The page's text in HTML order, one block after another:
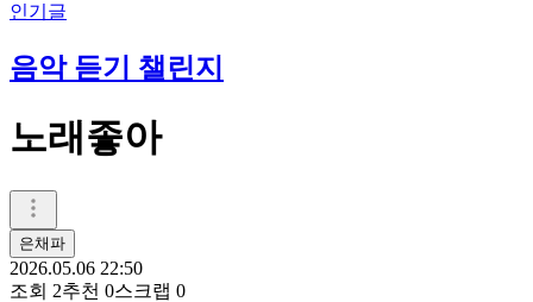
인기글
음악 듣기 챌린지
노래좋아
은채파
2026.05.06 22:50
조회 2추천 0스크랩 0